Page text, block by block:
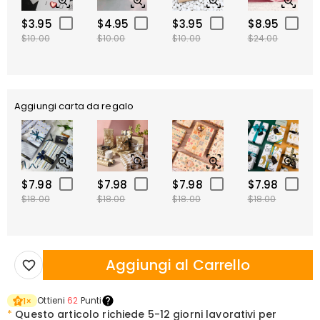
$3.95
$10.00
$4.95
$10.00
$3.95
$10.00
$8.95
$24.00
Aggiungi carta da regalo
$7.98
$18.00
$7.98
$18.00
$7.98
$18.00
$7.98
$18.00
Aggiungi al Carrello
1× Ottieni 62 Punti
* Questo articolo richiede 5-12 giorni lavorativi per